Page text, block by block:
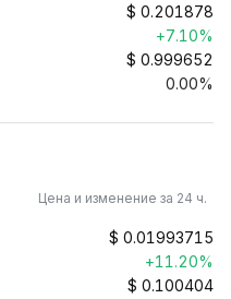
$ 0.201878
+7.10%
$ 0.999652
0.00%
Цена и изменение за 24 ч.
$ 0.01993715
+11.20%
$ 0.100404